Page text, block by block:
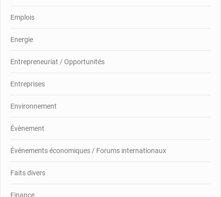
Emplois
Energie
Entrepreneuriat / Opportunités
Entreprises
Environnement
Évènement
Événements économiques / Forums internationaux
Faits divers
Finance